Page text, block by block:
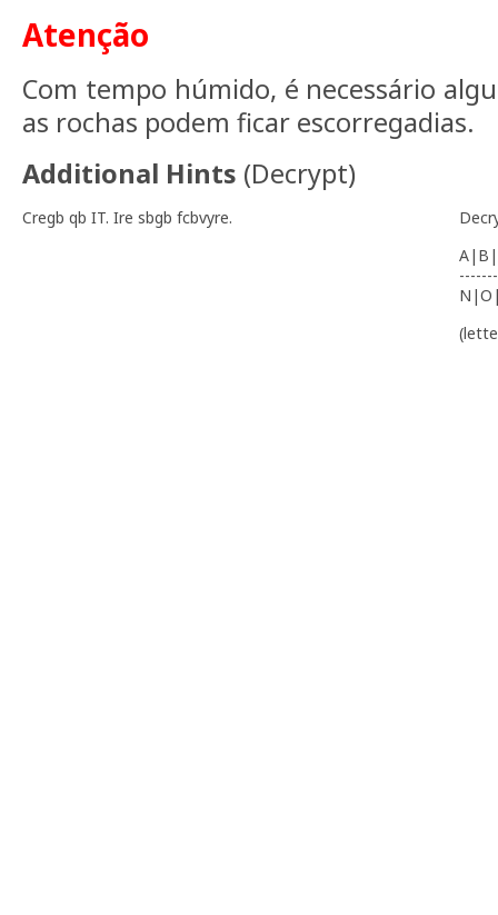
Atenção
Com tempo húmido, é necessário
as rochas podem ficar escorregadias.
Additional Hints (Decrypt)
Cregb qb IT. Ire sbgb fcbvyre.